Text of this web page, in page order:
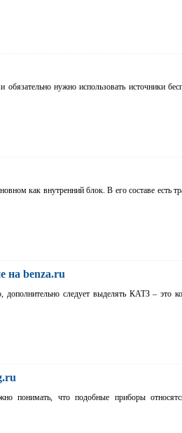
нужно использовать источники
как внутренний блок. В его составе есть
на benza.ru
следует выделять КАТЗ – это
понимать, что подобные приборы